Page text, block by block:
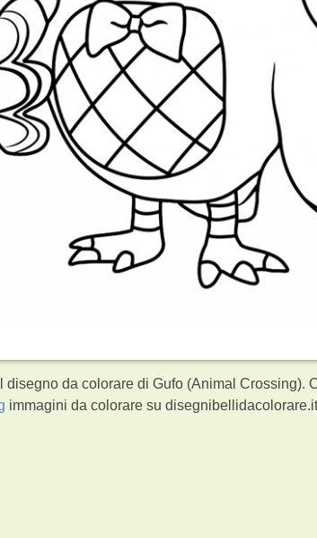
disegno da colorare di Gufo (Animal Crossing).
immagini da colorare su